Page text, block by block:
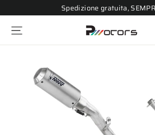
direttamente
contenuti
Spedizione gratuita,
Navigazione del sito